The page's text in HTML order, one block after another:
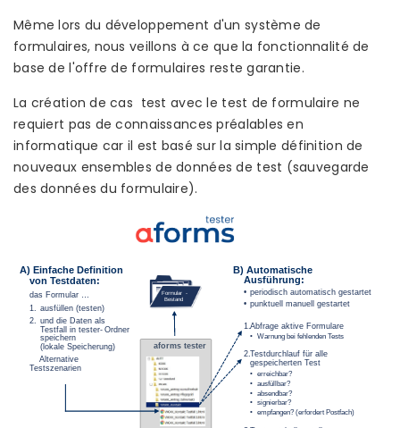
Même lors du développement d'un système de
formulaires, nous veillons à ce que la fonctionnalité de
base de l'offre de formulaires reste garantie.
La création de cas test avec le test de formulaire ne
requiert pas de connaissances préalables en
informatique car il est basé sur la simple définition de
nouveaux ensembles de données de test (sauvegarde
des données du formulaire).